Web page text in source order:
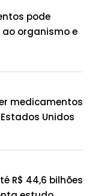
pode
organismo e
medicamentos
Unidos
R$ 44,6 bilhões